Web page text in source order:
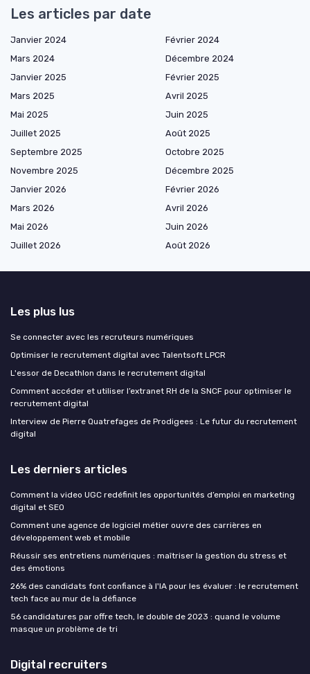
Les articles par date
Janvier 2024
Février 2024
Mars 2024
Décembre 2024
Janvier 2025
Février 2025
Mars 2025
Avril 2025
Mai 2025
Juin 2025
Juillet 2025
Août 2025
Septembre 2025
Octobre 2025
Novembre 2025
Décembre 2025
Janvier 2026
Février 2026
Mars 2026
Avril 2026
Mai 2026
Juin 2026
Juillet 2026
Août 2026
Les plus lus
Se connecter avec les recruteurs numériques
Optimiser le recrutement digital avec Talentsoft LPCR
L'essor de Decathlon dans le recrutement digital
Comment accéder et utiliser l’extranet RH de la SNCF pour optimiser le
recrutement digital
Interview de Pierre Quatrefages de Prodigees : Le futur du recrutement
digital
Les derniers articles
Comment la video UGC redéfinit les opportunités d’emploi en marketing
digital et SEO
Comment une agence de logiciel métier ouvre des carrières en
développement web et mobile
Réussir ses entretiens numériques : maîtriser la gestion du stress et
des émotions
26% des candidats font confiance à l'IA pour les évaluer : le recrutement
tech face au mur de la défiance
56 candidatures par offre tech, le double de 2023 : quand le volume
masque un problème de tri
Digital recruiters